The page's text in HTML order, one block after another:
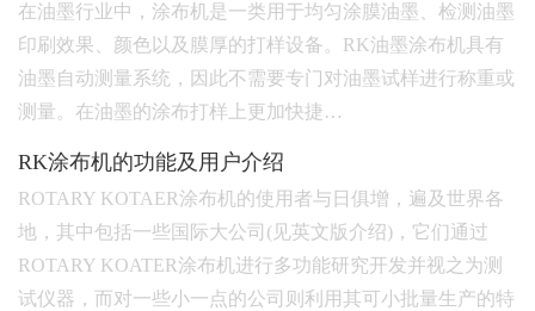
在油墨行业中，涂布机是一类用于均匀涂膜油墨、检测油墨
印刷效果、颜色以及膜厚的打样设备。RK油墨涂布机具有
油墨自动测量系统，因此不需要专门对油墨试样进行称重或
测量。在油墨的涂布打样上更加快捷…
RK涂布机的功能及用户介绍
ROTARY KOTAER涂布机的使用者与日俱增，遍及世界各
地，其中包括一些国际大公司(见英文版介绍)，它们通过
ROTARY KOATER涂布机进行多功能研究开发并视之为测
试仪器，而对一些小一点的公司则利用其可小批量生产的特